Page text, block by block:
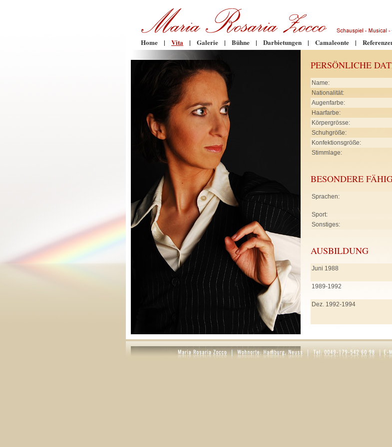
Home | Vita | Galerie | Bühne | Darbietungen | Camaleonte |
PERSÖNLICHE
Name:
Nationalität:
Augenfarbe:
Haarfarbe:
Körpergrösse:
Schuhgröße:
Konfektionsgröße:
Stimmlage:
BESONDERE
Sprachen:
Sport:
Sonstiges:
AUSBILDUNG
Juni 1988
1989-1992
Dez. 1992-1994
Jul. 1995-Feb. 1996
März 1996 - Juli 1997